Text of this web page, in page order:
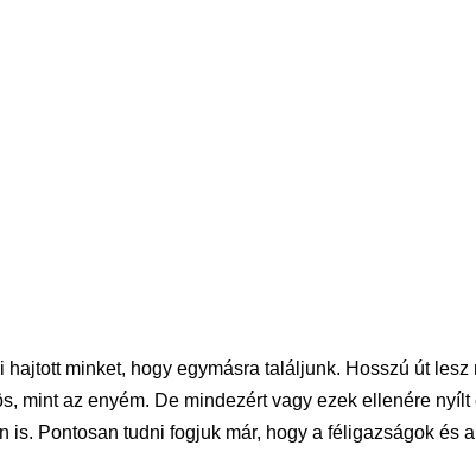
hajtott minket, hogy egymásra találjunk. Hosszú út lesz
mint az enyém. De mindezért vagy ezek ellenére nyílt
is. Pontosan tudni fogjuk már, hogy a féligazságok és